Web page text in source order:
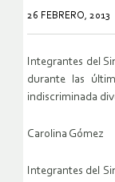
26 FEBRERO, 2013
Integrantes del
durante las
indiscriminada
Carolina Gómez
Integrantes del